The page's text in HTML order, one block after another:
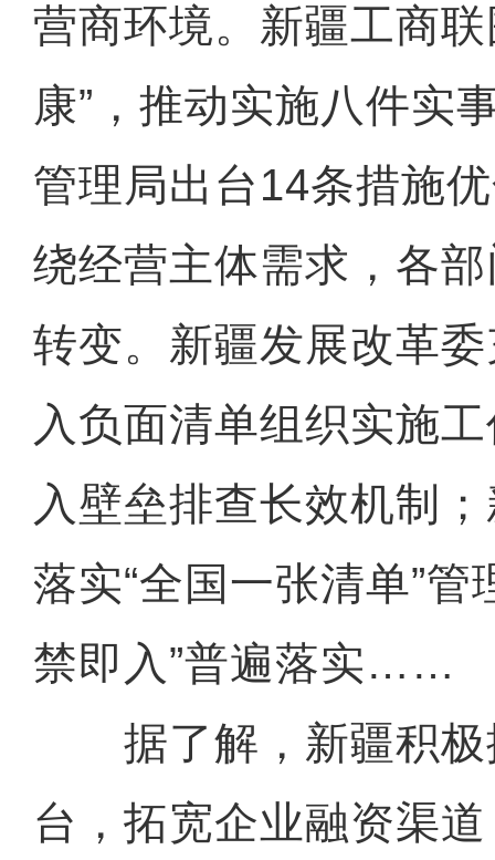
营商环境。新疆工商
康”，推动实施八件实
管理局出台14条措施
绕经营主体需求，各
转变。新疆发展改革
入负面清单组织实施
入壁垒排查长效机制
落实“全国一张清单”管
禁即入”普遍落实……
据了解，新疆积极
台，拓宽企业融资渠